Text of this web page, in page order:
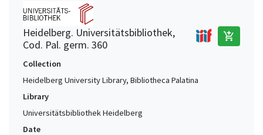
Heidelberg. Universitätsbibliothek,
Cod. Pal. germ. 360
add_shopping_cart
Collection
Heidelberg University Library, Bibliotheca Palatina
Library
Universitätsbibliothek Heidelberg
Date